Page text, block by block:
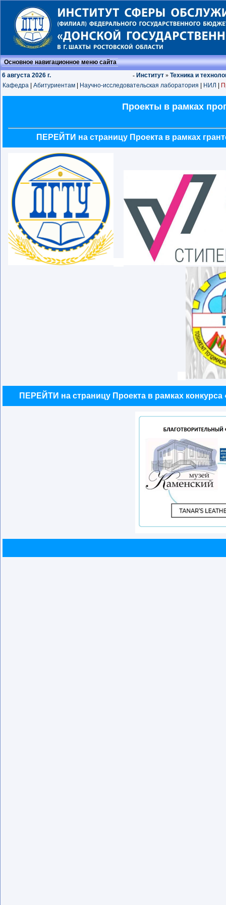
Основное навигационное меню сайта
6 августа 2026 г.
- Институт » Техника и
Кафедра
Абитуриентам Научно-исследовательская лаборатория НИЛ
Проекты в рамках
ПЕРЕЙТИ на страницу Проекта в рамках
ПЕРЕЙТИ на страницу Проекта в рамках